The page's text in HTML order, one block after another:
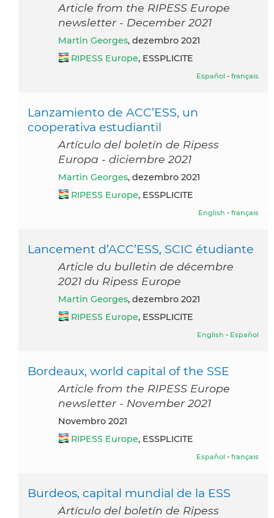
Article from the RIPESS Europe
newsletter - December 2021
Martin Georges, dezembro 2021
RIPESS Europe, ESSPLICITE
Español - français
Lanzamiento de ACC’ESS, un
cooperativa estudiantil
Artículo del boletín de Ripess
Europa - diciembre 2021
Martin Georges, dezembro 2021
RIPESS Europe, ESSPLICITE
English - français
Lancement d’ACC’ESS, SCIC étudiante
Article du bulletin de décembre
2021 du Ripess Europe
Martin Georges, dezembro 2021
RIPESS Europe, ESSPLICITE
English - Español
Bordeaux, world capital of the SSE
Article from the RIPESS Europe
newsletter - November 2021
novembro 2021
RIPESS Europe, ESSPLICITE
Español - français
Burdeos, capital mundial de la ESS
Artículo del boletín de Ripess